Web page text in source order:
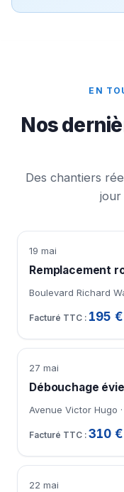
EN
Nos
Des chantiers
jour
19 mai
Remplacement
Boulevard Richard
195 €
27 mai
Débouchage
Avenue Victor Hugo
310 €
22 mai